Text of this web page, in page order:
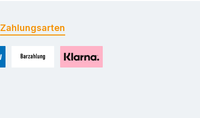
Zahlungsarten